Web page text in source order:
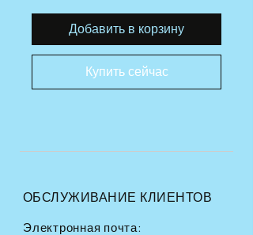
Добавить в корзину
Купить сейчас
ОБСЛУЖИВАНИЕ КЛИЕНТОВ
Электронная почта: